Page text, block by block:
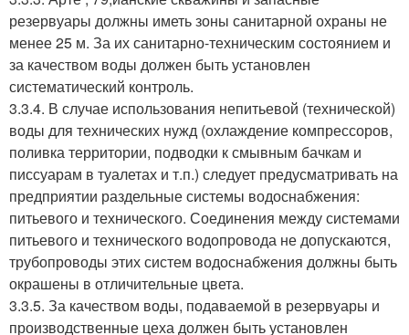
резервуары должны иметь зоны санитарной охраны не
менее 25 м. За их санитарно-техническим состоянием и
за качеством воды должен быть установлен
систематический контроль.
3.3.4. В случае использования непитьевой (технической)
воды для технических нужд (охлаждение компрессоров,
поливка территории, подводки к смывным бачкам и
писсуарам в туалетах и т.п.) следует предусматривать на
предприятии раздельные системы водоснабжения:
питьевого и технического. Соединения между системами
питьевого и технического водопровода не допускаются,
трубопроводы этих систем водоснабжения должны быть
окрашены в отличительные цвета.
3.3.5. За качеством воды, подаваемой в резервуары и
производственные цеха должен быть установлен